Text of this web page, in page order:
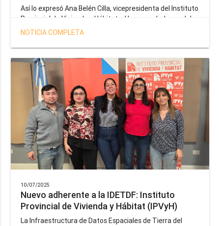
Así lo expresó Ana Belén Cilla, vicepresidenta del Instituto
Provincial de Vivienda y Hábitat, al hacer un balance del
trabajo del organismo en el marco de la operatoria
salud y seguridad impulsada por el gobernador Gustavo
Melella.
NOTICIA COMPLETA
10/07/2025
Nuevo adherente a la IDETDF: Instituto
Provincial de Vivienda y Hábitat (IPVyH)
La Infraestructura de Datos Espaciales de Tierra del